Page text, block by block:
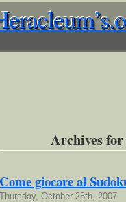
Archives
Come giocare al
Thursday, October 25th, 2007